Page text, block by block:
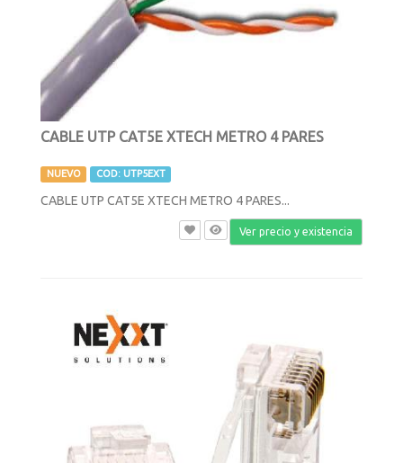
CABLE UTP CAT5E XTECH METRO 4 PARES
NUEVO COD: UTP5EXT
CABLE UTP CAT5E XTECH METRO 4 PARES...
Ver precio y existencia